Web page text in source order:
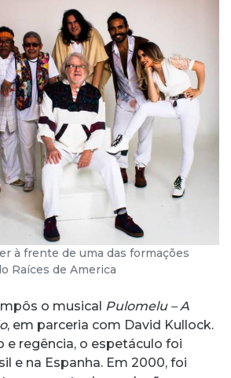
à frente de uma das formações
Raíces de America
o musical Pulomelu – A
, em parceria com David Kullock.
e regência, o espetáculo foi
e na Espanha. Em 2000, foi